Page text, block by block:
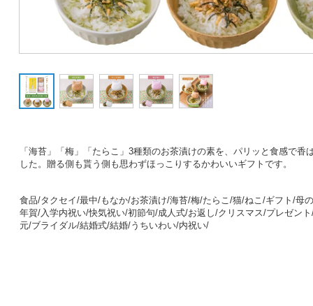
「海苔」「梅」「たらこ」3種類のお茶漬けの素を、パリッと食感で香
した。贈る側も貰う側も思わずほっこりするかわいいギフトです。
食品/タクセイ/最中/もなか/お茶漬け/海苔/梅/たらこ/猫/ねこ /ギフト /母
年賀/入学内祝い/快気祝い/初節句/成人式/お返し/クリスマス/プレゼン
元/ブライダル/結婚式/結婚/うちいわい/内祝い/